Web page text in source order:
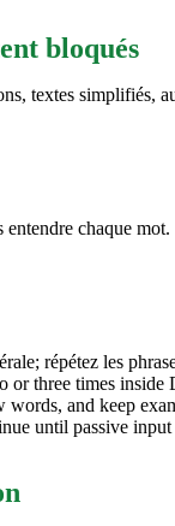
bloqués
textes simplifiés,
chaque
répétez les
or three times inside
words, and keep
until passive